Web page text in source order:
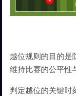
越位规则的目的是
维持比赛的公平性
判定越位的关键时